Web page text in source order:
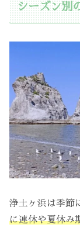
シーズン別
浄土ヶ浜は季節
に連休や夏休み